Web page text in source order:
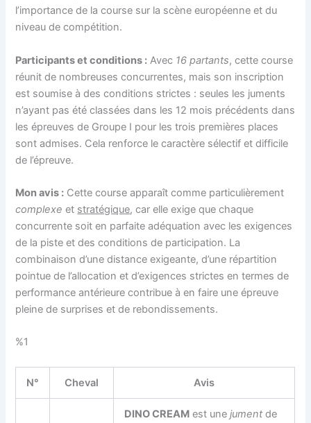
l’importance de la course sur la scène européenne et du
niveau de compétition.
Participants et conditions : Avec 16 partants, cette course
réunit de nombreuses concurrentes, mais son inscription
est soumise à des conditions strictes : seules les juments
n’ayant pas été classées dans les 12 mois précédents dans
les épreuves de Groupe I pour les trois premières places
sont admises. Cela renforce le caractère sélectif et difficile
de l’épreuve.
Mon avis : Cette course apparaît comme particulièrement
complexe et stratégique, car elle exige que chaque
concurrente soit en parfaite adéquation avec les exigences
de la piste et des conditions de participation. La
combinaison d’une distance exigeante, d’une répartition
pointue de l’allocation et d’exigences strictes en termes de
performance antérieure contribue à en faire une épreuve
pleine de surprises et de rebondissements.
%1
N° Cheval Avis
DINO CREAM est unejument de